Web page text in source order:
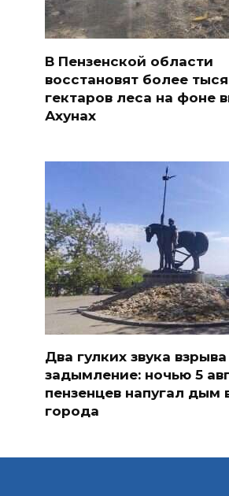
В Пензенской области
восстановят более
гектаров леса на фоне
Ахунах
Два гулких звука
задымление: ночью 5
пензенцев напугал дым
города